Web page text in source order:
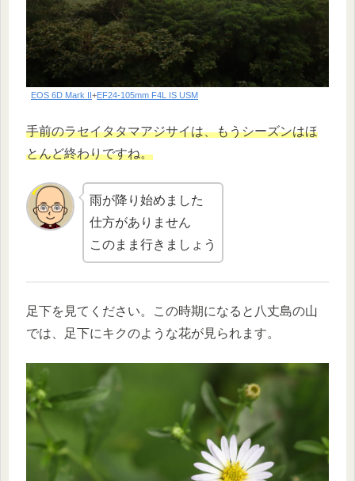
EOS 6D Mark II+EF24-105mm F4L IS USM
手前のラセイタタマアジサイは、もうシーズンはほ
とんど終わりですね。
雨が降り始めました
仕方がありません
このまま行きましょう
足下を見てください。この時期になると八丈島の山
では、足下にキクのような花が見られます。